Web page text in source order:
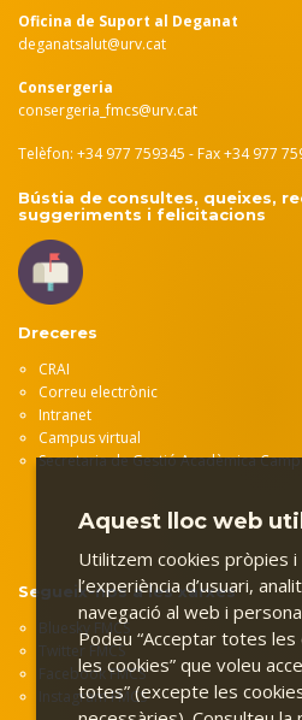
Oficina de Suport al Deganat
deganatsalut@urv.cat
Consergeria
consergeria_fmcs@urv.cat
Telèfon: +34 977 759345 - Fax +34 977
Bústia de consultes, queixes,
suggeriments i felicitacions
Dreceres
CRAI
Correu electrònic
Intranet
Campus virtual
Secretaria de Gestió Acadèmica
Segueix-nos a les xarxes
Bluesky FMCS
Twitter FMCS
Facebook FMCS
Instagram FMCS
Aquest lloc web
Utilitzem cookies pròpies
l’experiència d’usuari,
navegació al web i
Podeu “Acceptar totes les
les cookies” que voleu
totes” (excepte les